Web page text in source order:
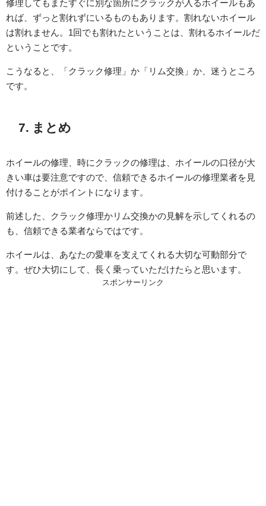
修理してもまたすぐに別な箇所にクラックが入るホイールもあ
れば、ずっと割れずにいるものもあります。割れないホイール
は割れません。1回でも割れたということは、割れるホイールだ
ということです。
こうなると、「クラック修理」か「リム交換」か、迷うところ
です。
7. まとめ
ホイールの修理、時にクラックの修理は、ホイールの口径が大
きい車は要注意ですので、信頼できるホイールの修理業者を見
付けることがポイントになります。
前述した、クラック修理かリム交換かの見解を示してくれるの
も、信頼できる業者ならではです。
ホイールは、あなたの愛車を支えてくれる大切な可動部分で
す。ぜひ大切にして、長く乗っていただけたらと思います。
スポンサーリンク